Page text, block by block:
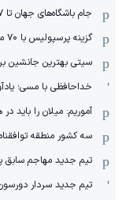
جام باشگاه‌های جهان تا ۲۰۲۷ در سرزمین والیبال
گزینه پرسپولیس با ۷۰ میلیارد تومان به فروش رسید
سیتی بهترین جانشین
خداحافظی با مسی؛
آموریم: میلان را باید
سه کشور منطقه
تیم جدید مهاجم سابق
تیم جدید سردار